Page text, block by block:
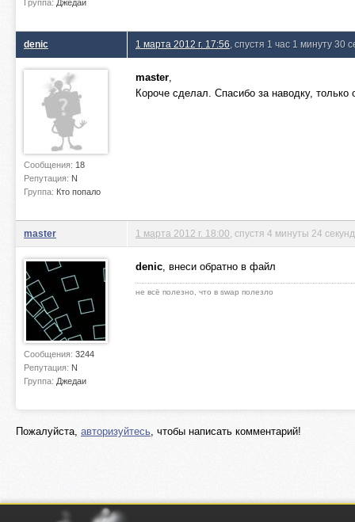
Группа: Джедаи
denic
Сообщения: 18
Репутация: N
Группа: Кто попало
1 марта 2012 г. 17:56 , спустя 1 час 1 минуту 30
master,
Короче сделал. Спасибо за наводку,
master
Сообщения: 3244
Репутация: N
Группа: Джедаи
1 марта 2012 г. 18:00 , спустя 4 минуты 24
denic, внеси обратно в файл
не всё полезно, что в swap полезло
Пожалуйста, авторизуйтесь, чтобы написать комментарий!